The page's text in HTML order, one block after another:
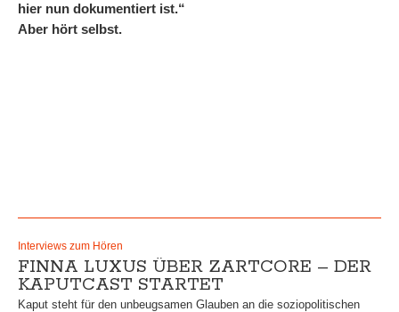
hier nun dokumentiert ist.“
Aber hört selbst.
Interviews zum Hören
FINNA LUXUS ÜBER ZARTCORE – DER
KAPUTCAST STARTET
Kaput steht für den unbeugsamen Glauben an die soziopolitischen